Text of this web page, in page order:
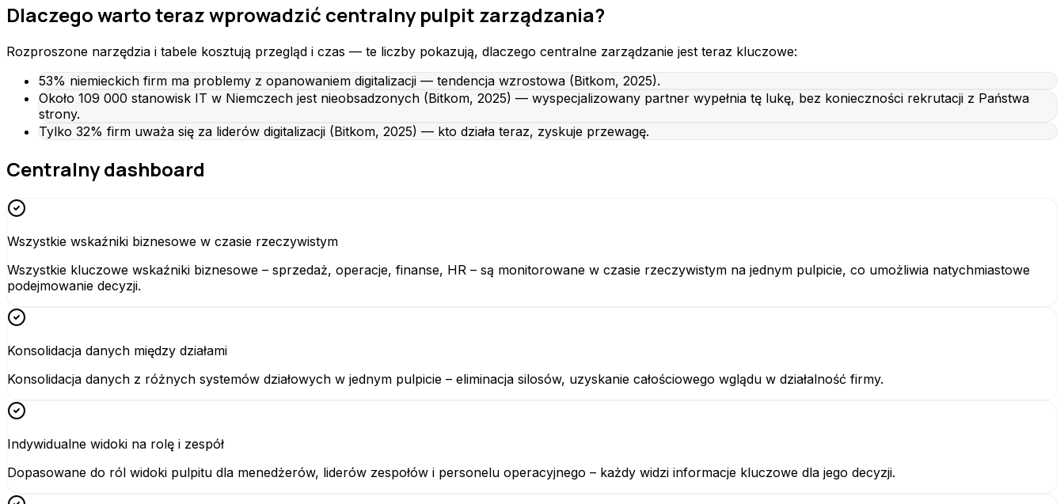
Dlaczego warto teraz wprowadzić centralny pulpit zarządzania?
Rozproszone narzędzia i tabele kosztują przegląd i czas — te liczby pokazują, dlaczego centralne zarządzanie jest teraz kluczowe:
53% niemieckich firm ma problemy z opanowaniem digitalizacji — tendencja wzrostowa (Bitkom, 2025).
Około 109 000 stanowisk IT w Niemczech jest nieobsadzonych (Bitkom, 2025) — wyspecjalizowany partner wypełnia tę lukę, bez konieczności rekrutacji z Państwa
strony.
Tylko 32% firm uważa się za liderów digitalizacji (Bitkom, 2025) — kto działa teraz, zyskuje przewagę.
Centralny dashboard
Wszystkie wskaźniki biznesowe w czasie rzeczywistym
Wszystkie kluczowe wskaźniki biznesowe – sprzedaż, operacje, finanse, HR – są monitorowane w czasie rzeczywistym na jednym pulpicie, co umożliwia natychmiastowe
podejmowanie decyzji.
Konsolidacja danych między działami
Konsolidacja danych z różnych systemów działowych w jednym pulpicie – eliminacja silosów, uzyskanie całościowego wglądu w działalność firmy.
Indywidualne widoki na rolę i zespół
Dopasowane do ról widoki pulpitu dla menedżerów, liderów zespołów i personelu operacyjnego – każdy widzi informacje kluczowe dla jego decyzji.